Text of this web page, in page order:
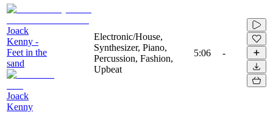
Joack
Kenny -
Feet in the
sand
Joack
Kenny
Electronic/House,
Synthesizer, Piano,
Percussion, Fashion,
Upbeat
5:06 -